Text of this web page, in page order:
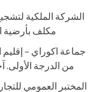
مكلف بأرضية
من الدرجة الأولى. آخر